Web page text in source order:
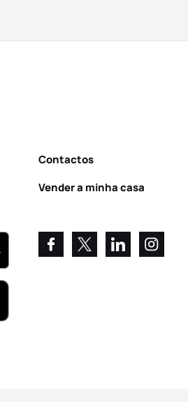
Contactos
Vender a minha casa